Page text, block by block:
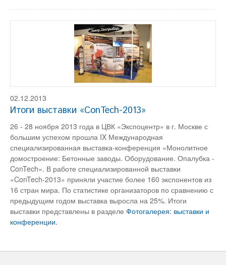
02.12.2013
Итоги выставки «ConTech-2013»
26 - 28 ноября 2013 года в ЦВК «Экспоцентр» в г. Москве с
большим успехом прошла IX Международная
специализированная выставка-конференция «Монолитное
домостроение: Бетонные заводы. Оборудование. Опалубка -
ConTech». В работе специализированной выставки
«ConTech-2013» приняли участие более 160 экспонентов из
16 стран мира. По статистике организаторов по сравнению с
предыдущим годом выставка выросла на 25%. Итоги
выставки представлены в разделе Фотогалерея: выставки и
конференции.